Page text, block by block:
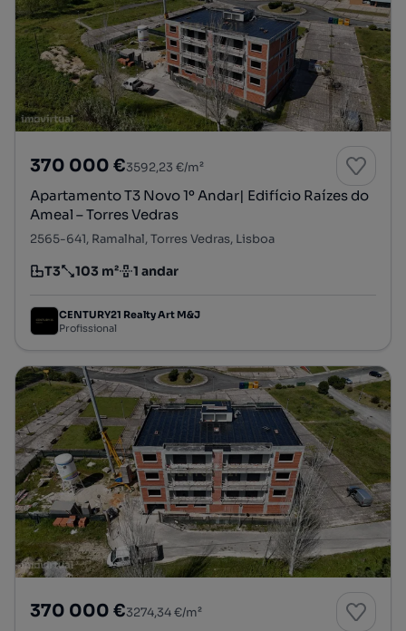
370 000 €3592,23 €/m²
Apartamento T3 Novo 1º Andar| Edifício Raízes do
Ameal – Torres Vedras
2565-641, Ramalhal, Torres Vedras, Lisboa
Tipologia
T3
Preço por metro quadrado
103 m²
Andar 1 andar
CENTURY21 Realty Art M&J
Profissional
370 000 €3274,34 €/m²